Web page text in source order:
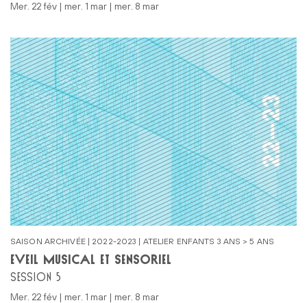
mer. 22 fév | mer. 1 mar | mer. 8 mar
SAISON ARCHIVÉE | 2022-2023 | ATELIER ENFANTS 3 ANS > 5 ANS
ÉVEIL MUSICAL ET SENSORIEL
SESSION 5
mer. 22 fév | mer. 1 mar | mer. 8 mar